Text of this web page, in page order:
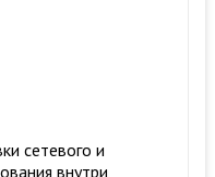
сетевого и
внутри